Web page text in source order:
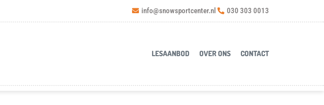
info@snowsportcenter.nl 030 303 0013
LESAANBOD OVER ONS CONTACT